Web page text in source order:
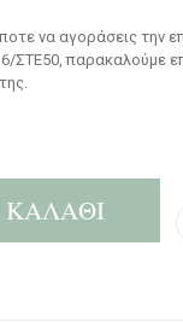
να αγοράσεις την
ΣΤΕ50, παρακαλούμε